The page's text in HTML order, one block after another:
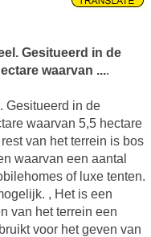
Gesitueerd in de
waarvan ....
Gesitueerd in de
waarvan 5,5 hectare
van het terrein is bos
waarvan een aantal
of luxe tenten.
, Het is een
van het terrein een
voor het geven van